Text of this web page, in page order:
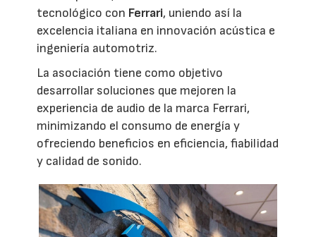
tecnológico con Ferrari, uniendo así la
excelencia italiana en innovación acústica e
ingeniería automotriz.
La asociación tiene como objetivo
desarrollar soluciones que mejoren la
experiencia de audio de la marca Ferrari,
minimizando el consumo de energía y
ofreciendo beneficios en eficiencia, fiabilidad
y calidad de sonido.